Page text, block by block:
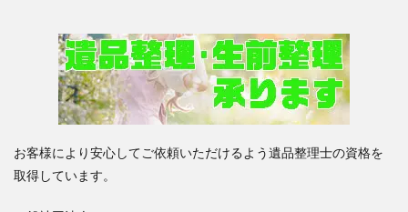
お客様により安心してご依頼いただけるよう遺品整理士の資格を
取得しています。